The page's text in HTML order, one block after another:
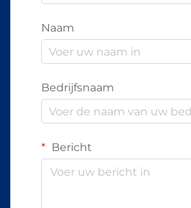
Naam
Bedrijfsnaam
Bericht